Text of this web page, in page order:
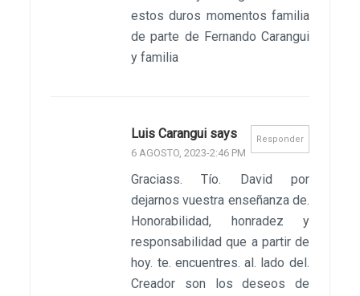
estos duros momentos familia
de parte de Fernando Carangui
y familia
Responder
Luis Carangui says
6 AGOSTO, 2023-2:46 PM
Graciass. Tío. David por
dejarnos vuestra enseñanza de.
Honorabilidad, honradez y
responsabilidad que a partir de
hoy. te. encuentres. al. lado del.
Creador son los deseos de